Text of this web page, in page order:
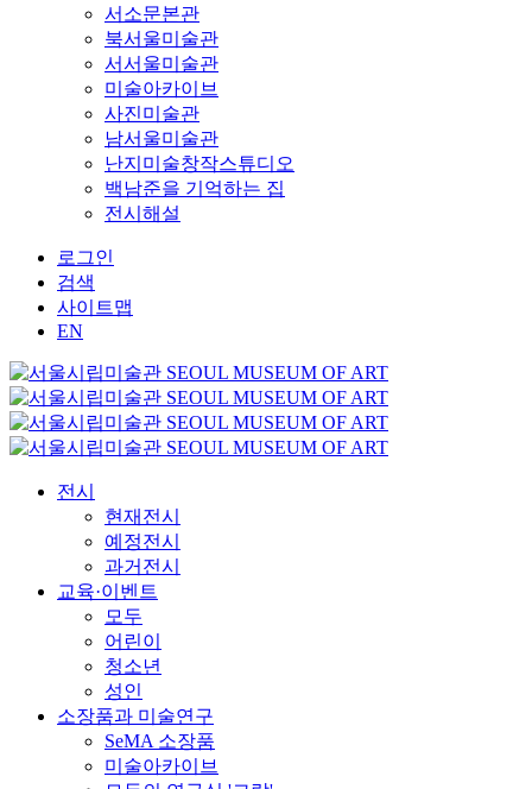
서소문본관
북서울미술관
서서울미술관
미술아카이브
사진미술관
남서울미술관
난지미술창작스튜디오
백남준을 기억하는 집
전시해설
로그인
검색
사이트맵
EN
전시
현재전시
예정전시
과거전시
교육·이벤트
모두
어린이
청소년
성인
소장품과 미술연구
SeMA 소장품
미술아카이브